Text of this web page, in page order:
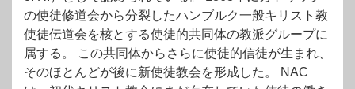
の使徒修道会から分裂したハンブルク一般キリスト教
使徒伝道会を核とする使徒的共同体の教派グループに
属する。 この共同体からさらに使徒的信徒が生まれ、
そのほとんどが後に新使徒教会を形成した。 NAC